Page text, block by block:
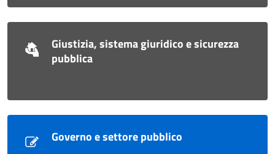
Giustizia, sistema giuridico e sicurezza
pubblica
Governo e settore pubblico